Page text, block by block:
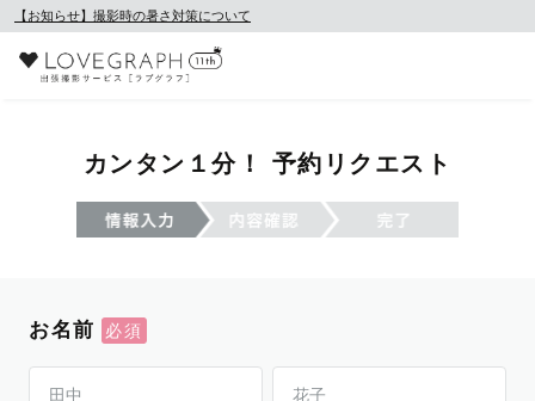
【お知らせ】撮影時の暑さ対策について
カンタン１分！ 予約リクエスト
お名前